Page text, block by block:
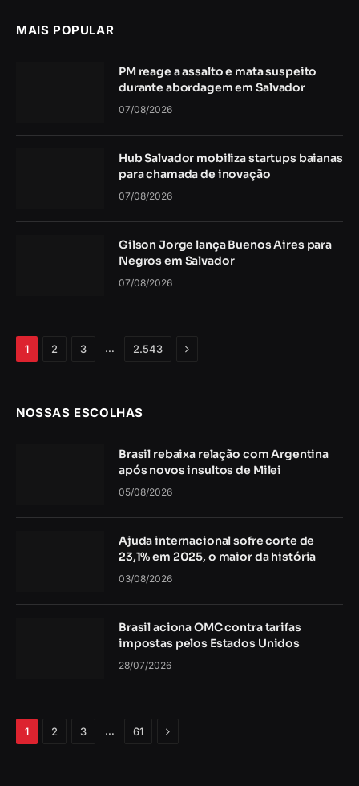
MAIS POPULAR
PM reage a assalto e mata suspeito
durante abordagem em Salvador
07/08/2026
Hub Salvador mobiliza startups baianas
para chamada de inovação
07/08/2026
Gilson Jorge lança Buenos Aires para
Negros em Salvador
07/08/2026
1 2 3 … 2.543 Próximo
NOSSAS ESCOLHAS
Brasil rebaixa relação com Argentina
após novos insultos de Milei
05/08/2026
Ajuda internacional sofre corte de
23,1% em 2025, o maior da história
03/08/2026
Brasil aciona OMC contra tarifas
impostas pelos Estados Unidos
28/07/2026
1 2 3 … 61 Próximo